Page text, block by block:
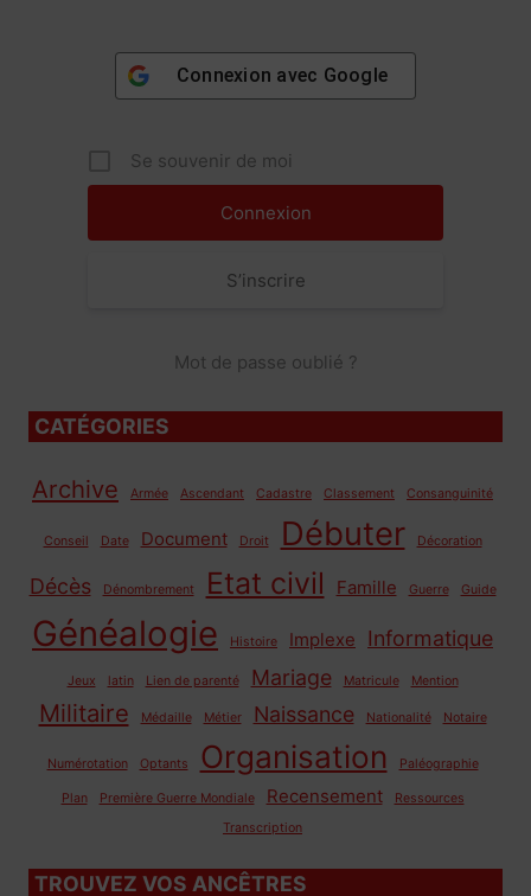
Connexion avec Google
Se souvenir de moi
S’inscrire
Mot de passe oublié ?
CATÉGORIES
Archive Armée Ascendant Cadastre Classement Consanguinité
Conseil Date Document Droit Débuter Décoration
Décès Dénombrement Etat civil Famille Guerre Guide
Généalogie Histoire Implexe Informatique
Jeux latin Lien de parenté Mariage Matricule Mention
Militaire Médaille Métier Naissance Nationalité Notaire
Numérotation Optants Organisation Paléographie
Plan Première Guerre Mondiale Recensement
Ressources
Transcription
TROUVEZ VOS ANCÊTRES